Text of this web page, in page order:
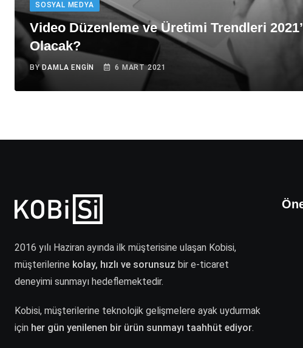
SOSYAL MEDYA
Video Düzenleme ve Üretimi Trendleri
Olacak?
BYDAMLA ENGIN 6 MART 2021
2016 yılı Haziran ayında ilk müşterisine ulaşan Kobisi,
müşterilerine kolay, hızlı ve sorunsuz bir e-ticaret
deneyimi sunmayı hedeflemektedir.
Kobisi, müşterilerine teknolojik gelişmelere ayak uydurmak
için her gün yenilenen bir ürün sunmayı taahhüt ediyor.